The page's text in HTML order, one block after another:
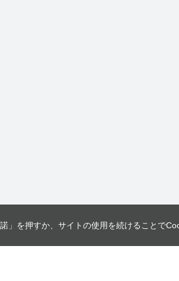
」を押すか、サイトの使用を続けることで